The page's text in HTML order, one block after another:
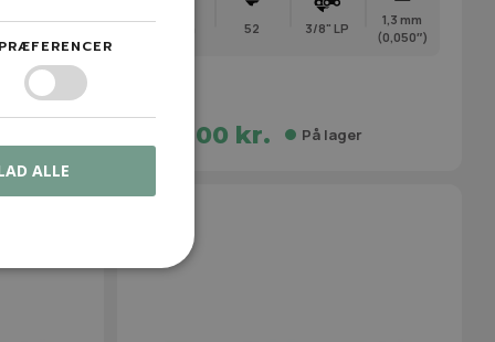
1,3 mm
(0,050″)
52 3/8" LP
1,3 mm
(0,050″)
549,00 kr. På lager
PRÆFERENCER
ALLE